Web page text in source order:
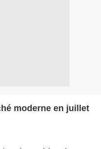
moderne en juillet